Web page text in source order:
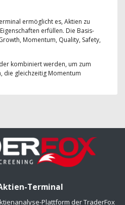
ermöglicht es, Aktien zu
erfüllen. Die Basis-
Momentum, Quality, Safety,
kombiniert werden, um zum
die gleichzeitig Momentum
Terminal
Plattform der TraderFox